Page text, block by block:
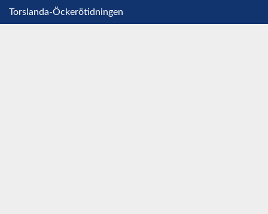
Torslanda-Öckerötidningen